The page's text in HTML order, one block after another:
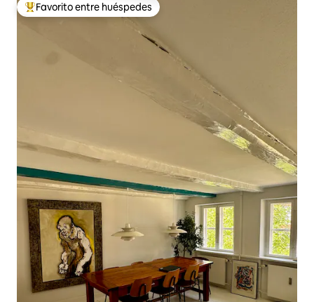
Favorito entre huéspedes preferido
Favorito entre huéspedes